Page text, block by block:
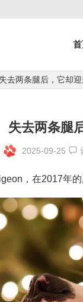
失去两条腿后，它却
失去两条腿
2025-09-25
，在2017年